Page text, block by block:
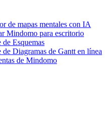
de mapas mentales con IA
Mindomo para escritorio
de Esquemas
de Diagramas de Gantt en línea
de Mindomo